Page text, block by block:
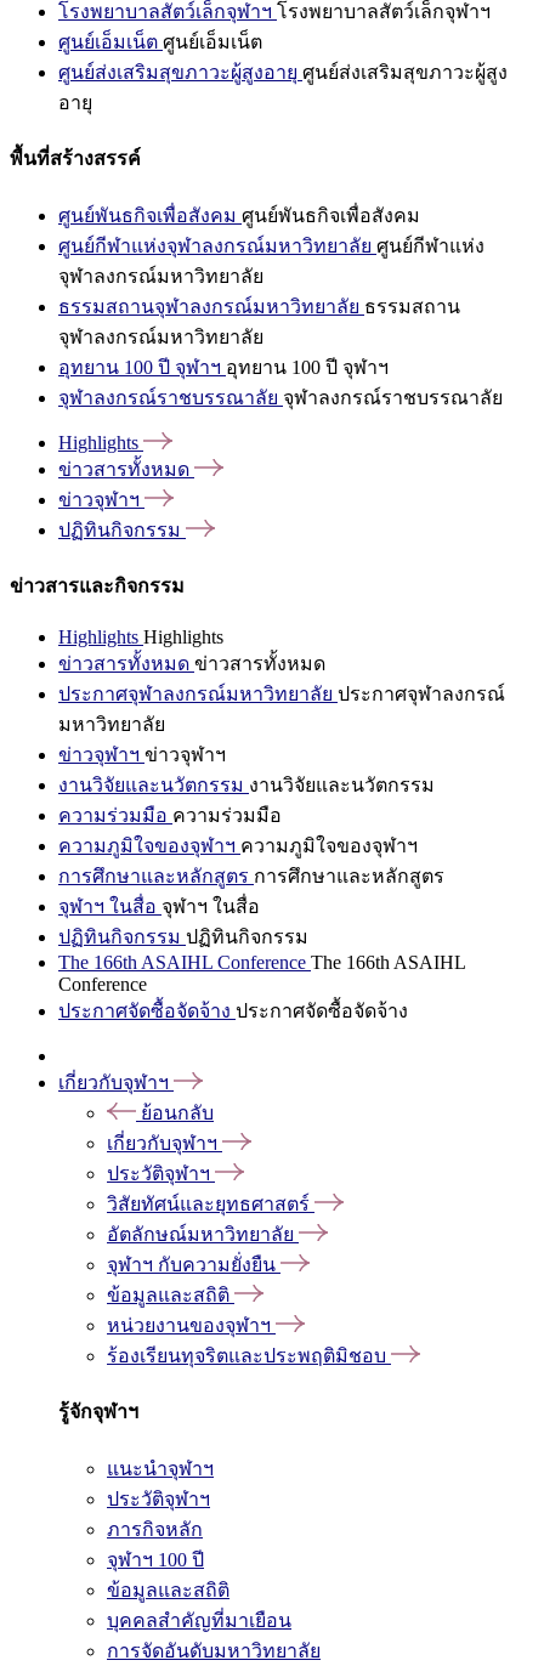
โรงพยาบาลสัตว์เล็กจุฬาฯ โรงพยาบาลสัตว์เล็กจุฬาฯ
ศูนย์เอ็มเน็ต ศูนย์เอ็มเน็ต
ศูนย์ส่งเสริมสุขภาวะผู้สูงอายุ ศูนย์ส่งเสริมสุขภาวะผู้สูง
อายุ
พื้นที่สร้างสรรค์
ศูนย์พันธกิจเพื่อสังคม ศูนย์พันธกิจเพื่อสังคม
ศูนย์กีฬาแห่งจุฬาลงกรณ์มหาวิทยาลัย ศูนย์กีฬาแห่ง
จุฬาลงกรณ์มหาวิทยาลัย
ธรรมสถานจุฬาลงกรณ์มหาวิทยาลัย ธรรมสถาน
จุฬาลงกรณ์มหาวิทยาลัย
อุทยาน 100 ปี จุฬาฯ อุทยาน 100 ปี จุฬาฯ
จุฬาลงกรณ์ราชบรรณาลัย จุฬาลงกรณ์ราชบรรณาลัย
Highlights
ข่าวสารทั้งหมด
ข่าวจุฬาฯ
ปฏิทินกิจกรรม
ข่าวสารและกิจกรรม
Highlights Highlights
ข่าวสารทั้งหมด ข่าวสารทั้งหมด
ประกาศจุฬาลงกรณ์มหาวิทยาลัย ประกาศจุฬาลงกรณ์
มหาวิทยาลัย
ข่าวจุฬาฯ ข่าวจุฬาฯ
งานวิจัยและนวัตกรรม งานวิจัยและนวัตกรรม
ความร่วมมือ ความร่วมมือ
ความภูมิใจของจุฬาฯ ความภูมิใจของจุฬาฯ
การศึกษาและหลักสูตร การศึกษาและหลักสูตร
จุฬาฯ ในสื่อ จุฬาฯ ในสื่อ
ปฏิทินกิจกรรม ปฏิทินกิจกรรม
The 166th ASAIHL Conference The 166th ASAIHL
Conference
ประกาศจัดซื้อจัดจ้าง ประกาศจัดซื้อจัดจ้าง
เกี่ยวกับจุฬาฯ
ย้อนกลับ
เกี่ยวกับจุฬาฯ
ประวัติจุฬาฯ
วิสัยทัศน์และยุทธศาสตร์
อัตลักษณ์มหาวิทยาลัย
จุฬาฯ กับความยั่งยืน
ข้อมูลและสถิติ
หน่วยงานของจุฬาฯ
ร้องเรียนทุจริตและประพฤติมิชอบ
รู้จักจุฬาฯ
แนะนำจุฬาฯ
ประวัติจุฬาฯ
ภารกิจหลัก
จุฬาฯ 100 ปี
ข้อมูลและสถิติ
บุคคลสำคัญที่มาเยือน
การจัดอันดับมหาวิทยาลัย